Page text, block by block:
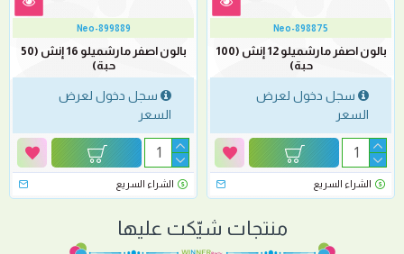
Neo-898875
بالون اصفر مارشميلو 12 إنش (100
حبة)
سجل دخول لعرض
السعر
الشراء السريع
Neo-899889
بالون اصفر مارشميلو 16 إنش (50
حبة)
سجل دخول لعرض
السعر
الشراء السريع
منتجات شيّكت عليها